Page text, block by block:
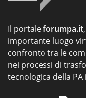
Il portaleforumpa.it
importante luogo
confronto tra le
nei processi di
tecnologica della PA